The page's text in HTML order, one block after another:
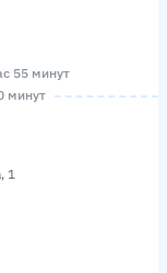
55 минут
минут
1